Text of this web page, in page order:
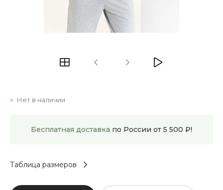
Нет в наличии
Бесплатная доставка по России от 5 500 ₽!
Таблица размеров